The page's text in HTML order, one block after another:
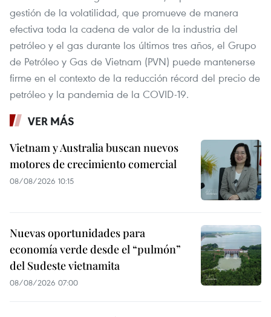
gestión de la volatilidad, que promueve de manera
efectiva toda la cadena de valor de la industria del
petróleo y el gas durante los últimos tres años, el Grupo
de Petróleo y Gas de Vietnam (PVN) puede mantenerse
firme en el contexto de la reducción récord del precio de
petróleo y la pandemia de la COVID-19.
VER MÁS
Vietnam y Australia buscan nuevos
motores de crecimiento comercial
08/08/2026 10:15
Nuevas oportunidades para
economía verde desde el “pulmón”
del Sudeste vietnamita
08/08/2026 07:00